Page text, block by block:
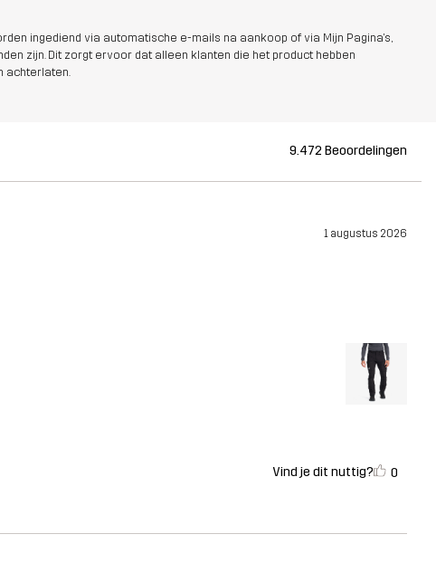
ingediend via automatische e-mails na aankoop of via Mijn Pagina's,
zijn. Dit zorgt ervoor dat alleen klanten die het product hebben
achterlaten.
9.472 Beoordelingen
1 augustus 2026
Vind je dit nuttig? 0